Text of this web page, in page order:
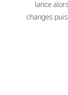
lance
changes